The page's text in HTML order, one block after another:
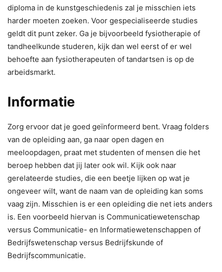
diploma in de kunstgeschiedenis zal je misschien iets
harder moeten zoeken. Voor gespecialiseerde studies
geldt dit punt zeker. Ga je bijvoorbeeld fysiotherapie of
tandheelkunde studeren, kijk dan wel eerst of er wel
behoefte aan fysiotherapeuten of tandartsen is op de
arbeidsmarkt.
Informatie
Zorg ervoor dat je goed geïnformeerd bent. Vraag folders
van de opleiding aan, ga naar open dagen en
meeloopdagen, praat met studenten of mensen die het
beroep hebben dat jij later ook wil. Kijk ook naar
gerelateerde studies, die een beetje lijken op wat je
ongeveer wilt, want de naam van de opleiding kan soms
vaag zijn. Misschien is er een opleiding die net iets anders
is. Een voorbeeld hiervan is Communicatiewetenschap
versus Communicatie- en Informatiewetenschappen of
Bedrijfswetenschap versus Bedrijfskunde of
Bedrijfscommunicatie.